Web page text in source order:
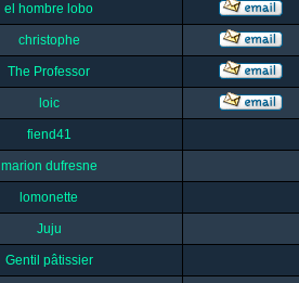
el hombre lobo
christophe
The Professor
loic
fiend41
marion dufresne
lomonette
Juju
Gentil pâtissier